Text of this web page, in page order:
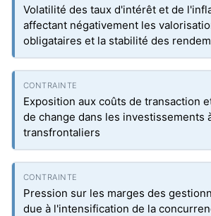
Volatilité des taux d'intérêt et de
affectant négativement les
obligataires et la stabilité des
Exposition aux coûts de transaction
de change dans les investissements
transfrontaliers
Pression sur les marges des
due à l'intensification de la